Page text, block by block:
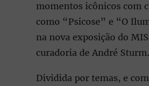
momentos icônicos com
como “Psicose” e “O
na nova exposição do
curadoria de André Sturm.
Dividida por temas, e